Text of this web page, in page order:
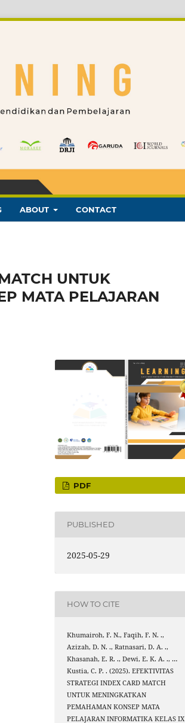
ABOUT CONTACT
UNTUK
MATA PELAJARAN
PDF
PUBLISHED
2025-05-29
HOW TO CITE
Khumairoh, F. N., Faqih, F. N. .,
Azizah, D. N. ., Ratnasari, D. A. .,
Khasanah, E. R. ., Dewi, E. K. A. ., …
Kustia, C. P. . (2025). EFEKTIVITAS
STRATEGI INDEX CARD MATCH
UNTUK MENINGKATKAN
PEMAHAMAN KONSEP MATA
PELAJARAN INFORMATIKA KELAS IX